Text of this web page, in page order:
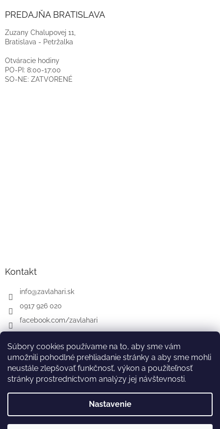
Súbory cookies používame na to, aby sme vám
umožnili pohodlné prehliadanie stránky a aby sme mohli
neustále zlepšovať funkčnosť, výkon a použiteľnosť
stránky prostredníctvom analýzy jej návštevnosti.
Nastavenie
PREDAJŇA BRATISLAVA
Zuzany Chalupovej 11,
Bratislava - Petržalka
Otváracie hodiny
PO-PI: 8:00-17:00
SO-NE: ZATVORENÉ
Kontakt
info@zavlahari.sk
0917 926 020
facebook.com/zavlahari
GARDENA McCULLOCH CZ AT DE
Vytvoril Shoptet